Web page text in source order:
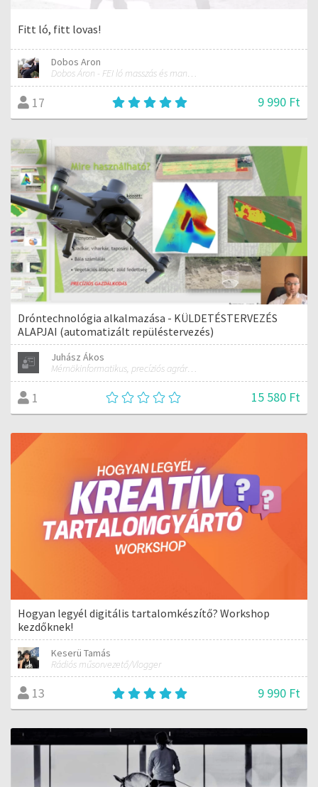
Fitt ló, fitt lovas!
Dobos Aron
Dobos Áron - FEI ló masszás és manuálterapeuta
17 9 990 Ft
Dróntechnológia alkalmazása - KÜLDETÉSTERVEZÉS
ALAPJAI (automatizált repüléstervezés)
Juhász Ákos
Mérnökinformatikus, precíziós agrárgazdálkodási szakmérnök, hivatásos ipari drónpilóta
1 15 580 Ft
Hogyan legyél digitális tartalomkészítő? Workshop
kezdőknek!
Keserü Tamás
Rádiós műsorvezető/Vlogger
13 9 990 Ft